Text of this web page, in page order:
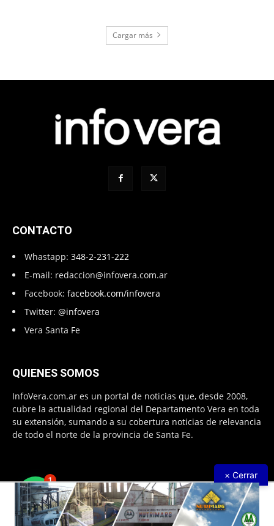
Cargar más
CONTACTO
Whastapp: 348-2-231-222
E-mail: redaccion@infovera.com.ar
Facebook: facebook.com/infovera
Twitter: @infovera
Vera Santa Fe
QUIENES SOMOS
InfoVera.com.ar es un portal de noticias que, desde 2008,
cubre la actualidad regional del Departamento Vera en toda
su extensión, sumando a su cobertura noticias de relevancia
de todo el norte de la provincia de Santa Fe.
Todos Los Derechos Reservados © 2008 – 2026. Infovera.com.ar -
Powered byPG Multimedias
× Cerrar
1